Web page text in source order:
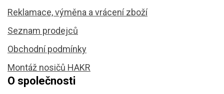
Reklamace, výměna a vrácení zboží
Seznam prodejců
Obchodní podmínky
Montáž nosičů HAKR
O společnosti